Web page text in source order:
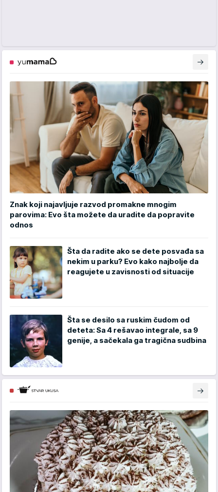
Znak koji najavljuje razvod promakne mnogim
parovima: Evo šta možete da uradite da popravite
odnos
Šta da radite ako se dete posvađa sa
nekim u parku? Evo kako najbolje da
reagujete u zavisnosti od situacije
Šta se desilo sa ruskim čudom od
deteta: Sa 4 rešavao integrale, sa 9
genije, a sačekala ga tragična sudbina